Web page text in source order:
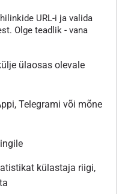
URL-i ja valida
Olge teadlik - vana
ülaosas olevale
Telegrami või mõne
külastaja riigi,